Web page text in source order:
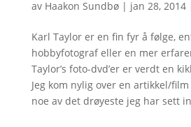
av Haakon Sundbø| jan 28, 2014
Karl Taylor er en fin fyr å følge,
hobbyfotograf eller en mer
Taylor’s foto-dvd’er er verdt en
Jeg kom nylig over en artikkel/
noe av det drøyeste jeg har sett